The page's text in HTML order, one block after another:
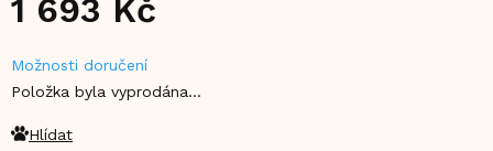
1 693 Kč
cena:
Možnosti doručení
Položka byla vyprodána…
Hlídat